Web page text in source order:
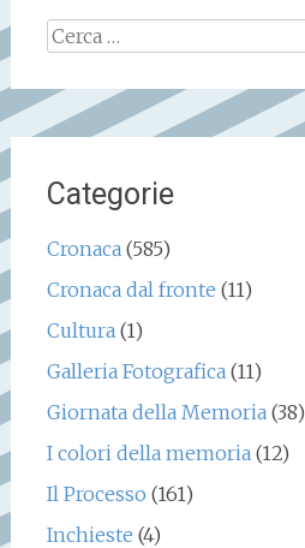
Ricerca
per:
Categorie
Cronaca (585)
Cronaca dal fronte (11)
Cultura (1)
Galleria Fotografica (11)
Giornata della Memoria (38)
I colori della memoria (12)
Il Processo (161)
Inchieste (4)